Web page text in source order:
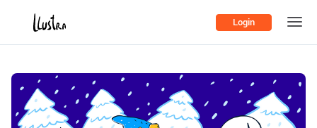
Login